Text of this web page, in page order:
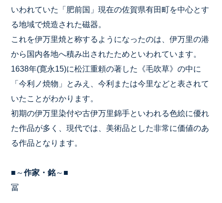
いわれていた「肥前国」現在の佐賀県有田町を中心とす
る地域で焼造された磁器。
これを伊万里焼と称するようになったのは、伊万里の港
から国内各地へ積み出されたためといわれています。
1638年(寛永15)に松江重頼の著した《毛吹草》の中に
「今利ノ焼物」とみえ、今利または今里などと表されて
いたことがわかります。
初期の伊万里染付や古伊万里錦手といわれる色絵に優れ
た作品が多く、現代では、美術品とした非常に価値のあ
る作品となります。
■～作家・銘～■
冨